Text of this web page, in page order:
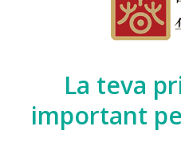
La teva
important